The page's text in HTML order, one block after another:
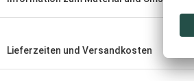
Lieferzeiten und Versandkosten